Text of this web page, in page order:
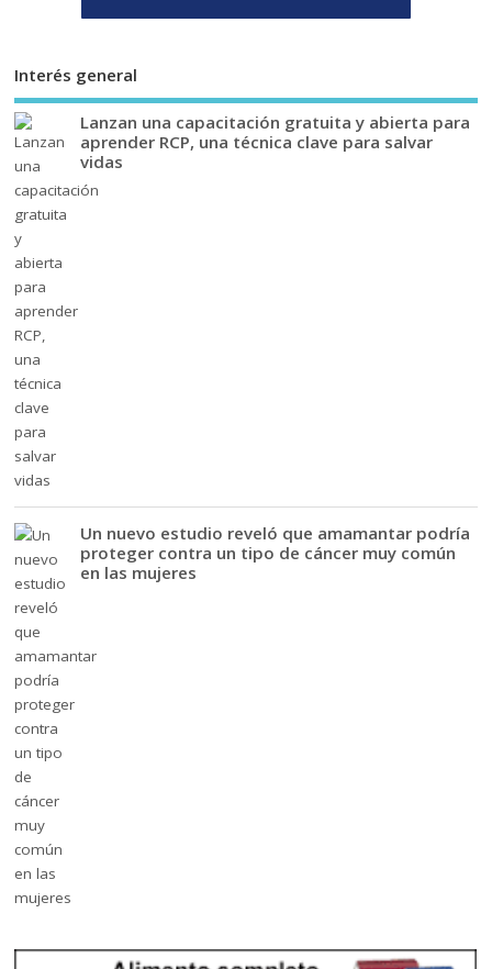
Interés general
Lanzan una capacitación gratuita y abierta para
aprender RCP, una técnica clave para salvar
vidas
Un nuevo estudio reveló que amamantar podría
proteger contra un tipo de cáncer muy común
en las mujeres